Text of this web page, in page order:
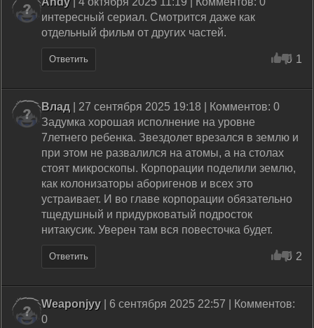
интересный сериал. Смотрится даже как
отдельный фильм от других частей.
Ответить 0 1
Влад | 27 сентября 2025 19:18 | Комментов: 0
Задумка хорошая исполнение на уровне
7летнего ребенка. Звездолет врезался в землю и
при этом не развалился на атомы, а на столах
стоят микроскопы. Корпорации поделили землю,
как колонизаторы аборигенов и всех это
устраивает. И во главе корпорации обязательно
тщедушный и придурковатый подросток
нитакусик. Уверен там вся повесточка будет.
Ответить 0 2
Weaponjyy| 6 сентября 2025 22:57 | Комментов:
0